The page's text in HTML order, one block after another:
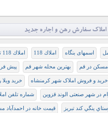
املاک سفارش رهن و اجاره جدید
اسمهای بنگاه املاك 118 املاك 118 تبريز
مسکن در قم بهترین محله شهر قم پیش فروش
خرید و فروش املاک شهر کرمنشاه خرید
در شهر صنعتی الوند قزوین شماره تلفن
ينگي کند تبريز قیمت خانه در احمدآباد